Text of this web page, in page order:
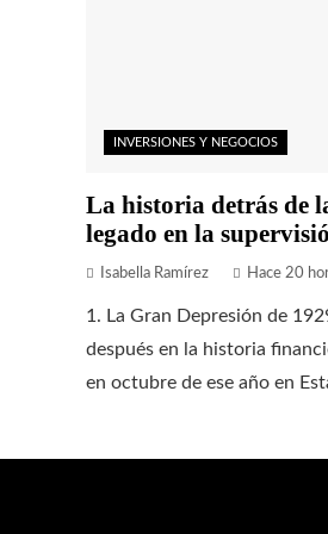
INVERSIONES Y NEGOCIOS
La historia detrás de
legado en la
Isabella Ramírez Hace 20
1. La Gran Depresión de
después en la historia
en octubre de ese año en